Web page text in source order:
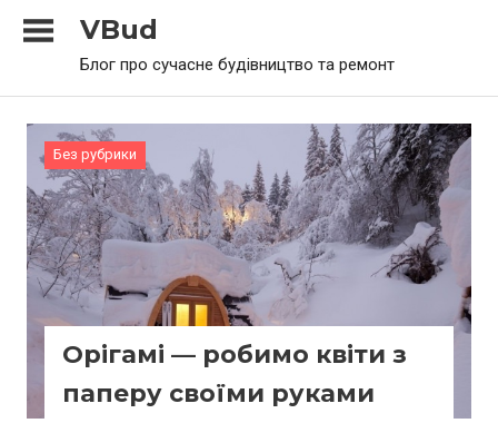
VBud
Блог про сучасне будівництво та ремонт
Без рубрики
Орігамі — робимо квіти з
паперу своїми руками